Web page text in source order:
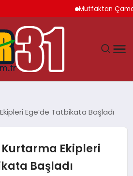
Mutfaktan Çamaşır
Ege’de Tatbikata Başladı
Ekipleri
Başladı